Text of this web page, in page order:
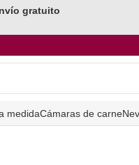
gratuito
medidaCámaras de carne